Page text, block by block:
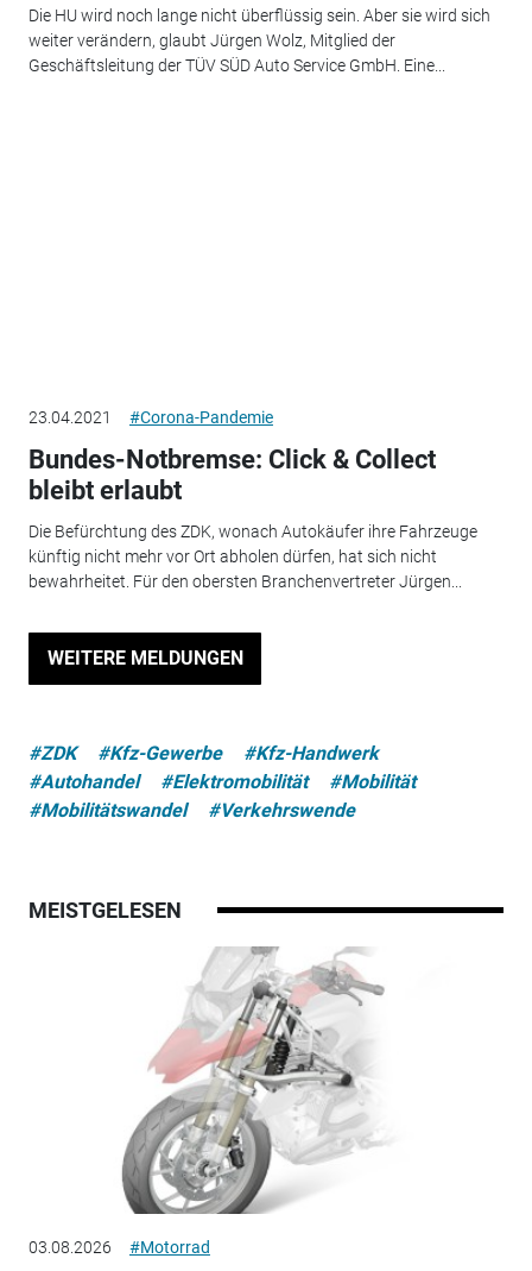
Die HU wird noch lange nicht überflüssig sein. Aber sie wird sich
weiter verändern, glaubt Jürgen Wolz, Mitglied der
Geschäftsleitung der TÜV SÜD Auto Service GmbH. Eine...
23.04.2021 #Corona-Pandemie
Bundes-Notbremse: Click & Collect
bleibt erlaubt
Die Befürchtung des ZDK, wonach Autokäufer ihre Fahrzeuge
künftig nicht mehr vor Ort abholen dürfen, hat sich nicht
bewahrheitet. Für den obersten Branchenvertreter Jürgen...
WEITERE MELDUNGEN
#ZDK #Kfz-Gewerbe
#Kfz-Handwerk
#Autohandel
#Elektromobilität
#Mobilität
#Mobilitätswandel
#Verkehrswende
MEISTGELESEN
03.08.2026 #Motorrad